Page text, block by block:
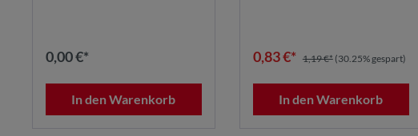
0,00 €*
In den Warenkorb
0,83 €* 1,19 €* (30.25% gespart)
In den Warenkorb